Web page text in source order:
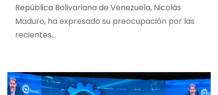
República Bolivariana de Venezuela, Nicolás
Maduro, ha expresado su preocupación por las
recientes…